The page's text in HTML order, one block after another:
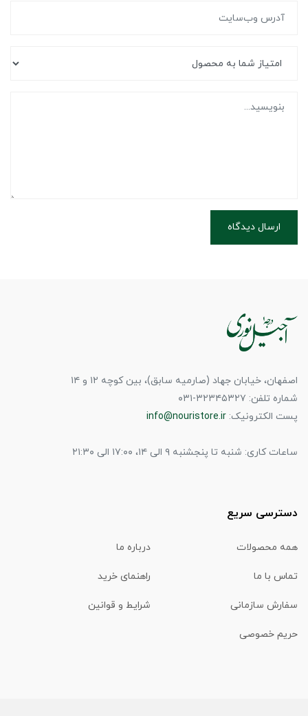
ارسال دیدگاه
اصفهان، خیابان جهاد (صارمیه سابق)، بین کوچه ۱۲ و ۱۴
شماره تلفن: ۳۲۳۴۵۳۲۷-۰۳۱
پست الکترونیک: info@nouristore.ir
ساعات کاری: شنبه تا پنجشنبه ۹ الی ۱۴، ۱۷:۰۰ الی ۲۱:۳۰
دسترسی سریع
همه محصولات درباره ما
تماس با ما راهنمای خرید
سفارش سازمانی شرایط و قوانین
حریم خصوصی